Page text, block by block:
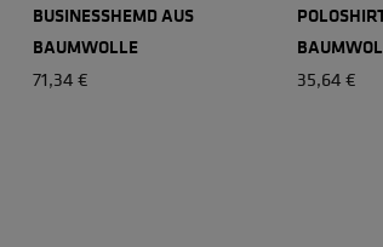
BUSINESSHEMD AUS
BAUMWOLLE
71,34 € 35,64 €